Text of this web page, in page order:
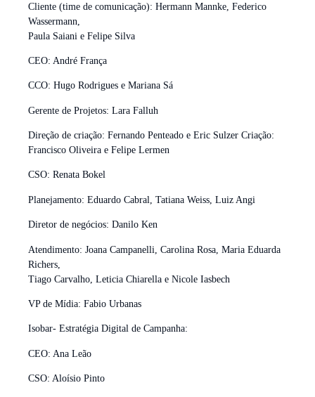
Cliente (time de comunicação): Hermann Mannke, Federico
Wassermann,
Paula Saiani e Felipe Silva
CEO: André França
CCO: Hugo Rodrigues e Mariana Sá
Gerente de Projetos: Lara Falluh
Direção de criação: Fernando Penteado e Eric Sulzer Criação:
Francisco Oliveira e Felipe Lermen
CSO: Renata Bokel
Planejamento: Eduardo Cabral, Tatiana Weiss, Luiz Angi
Diretor de negócios: Danilo Ken
Atendimento: Joana Campanelli, Carolina Rosa, Maria Eduarda
Richers,
Tiago Carvalho, Leticia Chiarella e Nicole Iasbech
VP de Mídia: Fabio Urbanas
Isobar- Estratégia Digital de Campanha:
CEO: Ana Leão
CSO: Aloísio Pinto